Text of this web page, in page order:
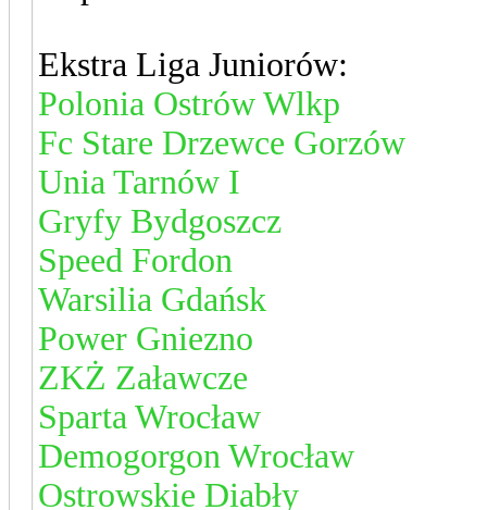
Ekstra Liga Juniorów:
Polonia Ostrów Wlkp
Fc Stare Drzewce Gorzów
Unia Tarnów I
Gryfy Bydgoszcz
Speed Fordon
Warsilia Gdańsk
Power Gniezno
ZKŻ Załawcze
Sparta Wrocław
Demogorgon Wrocław
Ostrowskie Diabły